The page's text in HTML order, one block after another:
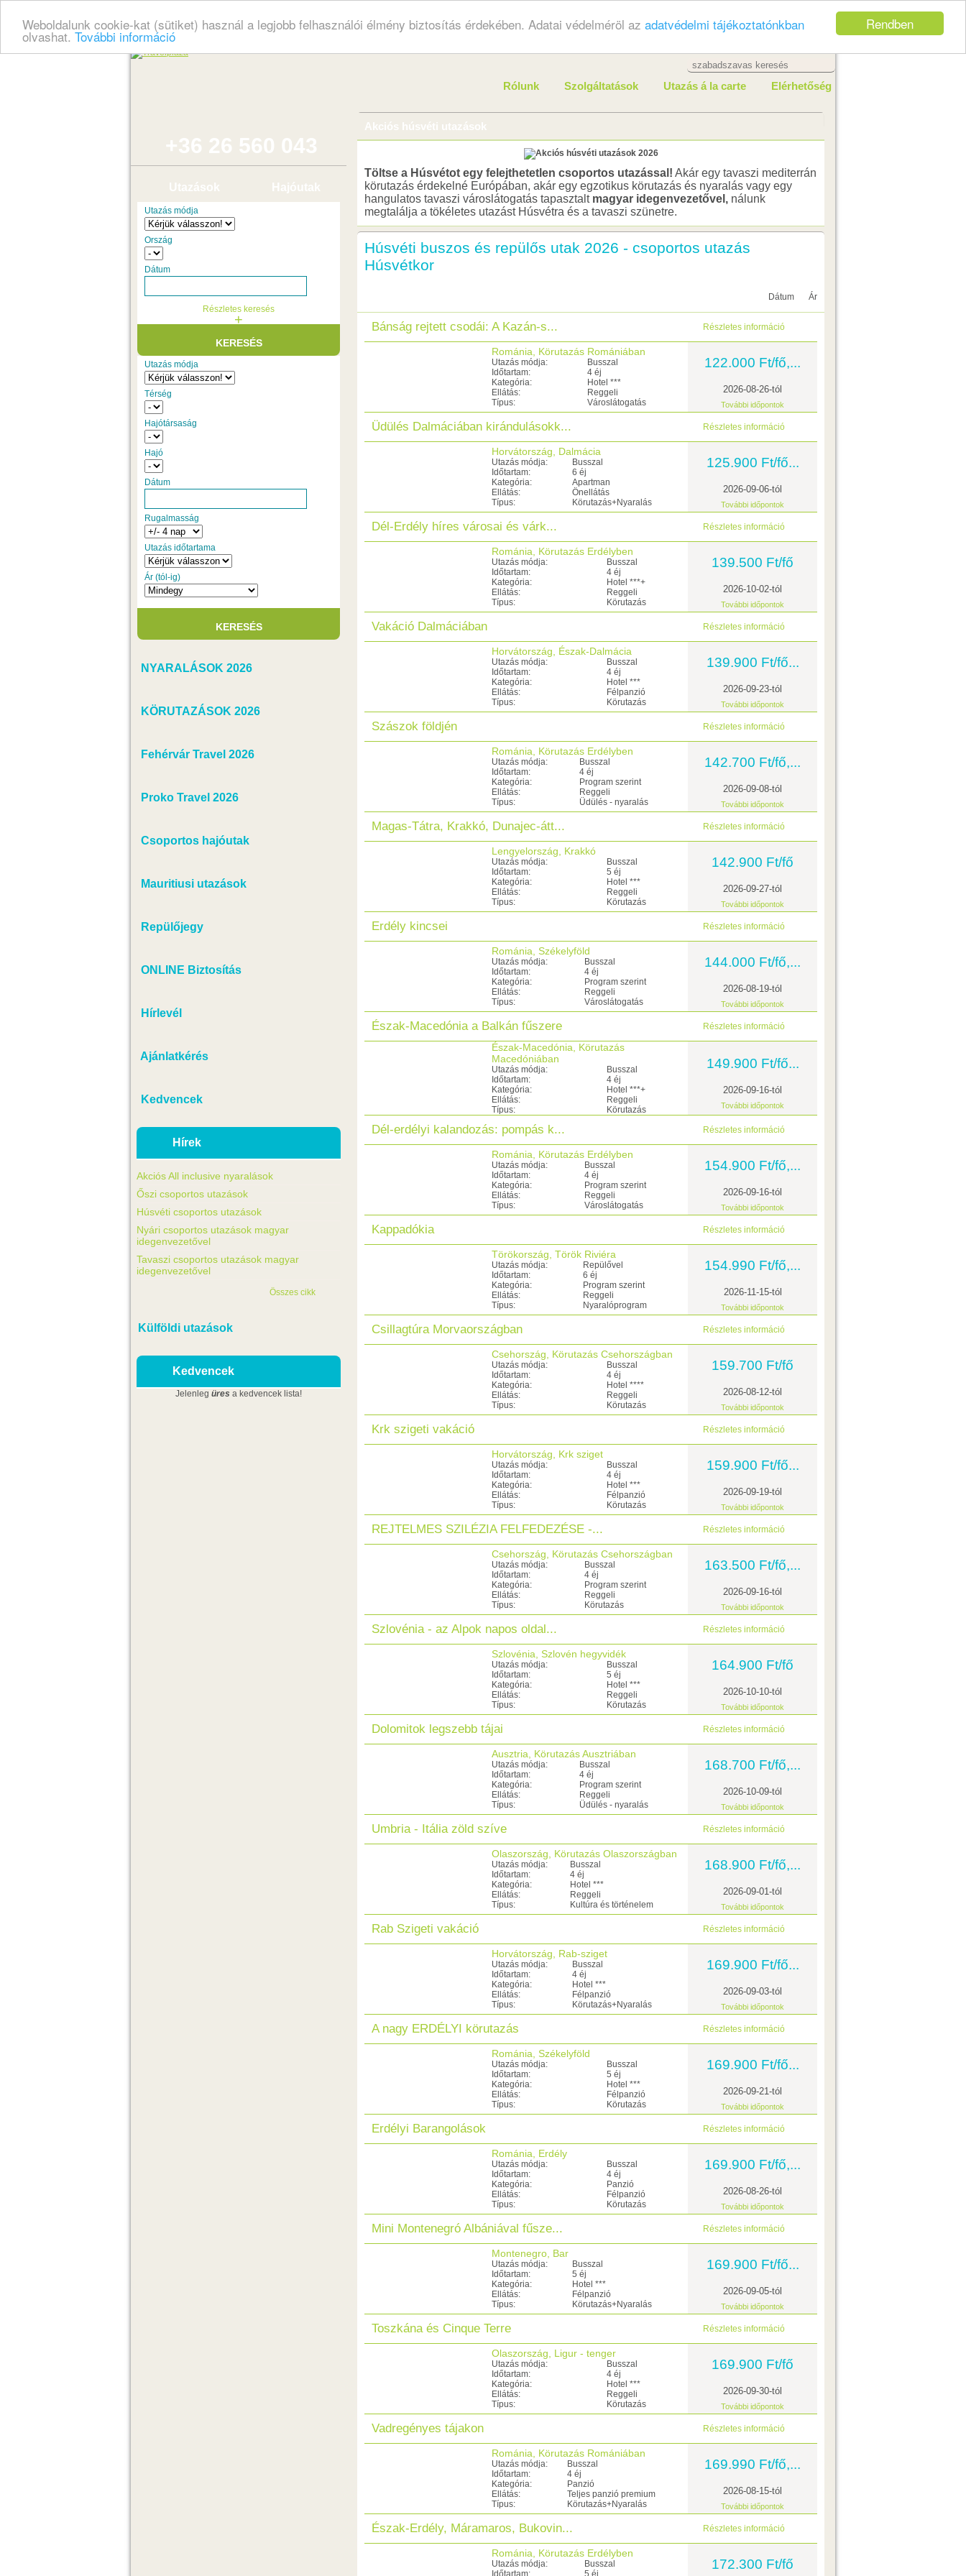
Rendben
Weboldalunk cookie-kat (sütiket) használ a legjobb felhasználói élmény biztosítás érdekében. Adatai védelméröl az adatvédelmi tájékoztatónkban
olvashat. További információ
Rólunk Szolgáltatások Utazás á la carte Elérhetőség
+36 26 560 043
Utazások Hajóutak
Utazás módja
Ország
Dátum
Részletes keresés
+
Utazás módja
Térség
Hajótársaság
Hajó
Dátum
Rugalmasság
Utazás időtartama
Ár (tól-ig)
NYARALÁSOK 2026
KÖRUTAZÁSOK 2026
Fehérvár Travel 2026
Proko Travel 2026
Csoportos hajóutak
Mauritiusi utazások
Repülőjegy
ONLINE Biztosítás
Hírlevél
Ajánlatkérés
Kedvencek
Hírek
Akciós All inclusive nyaralások
Őszi csoportos utazások
Húsvéti csoportos utazások
Nyári csoportos utazások magyar
idegenvezetővel
Tavaszi csoportos utazások magyar
idegenvezetővel
Összes cikk
Külföldi utazások
Kedvencek
Jelenleg üres a kedvencek lista!
Akciós húsvéti utazások
Töltse a Húsvétot egy felejthetetlen csoportos utazással! Akár egy tavaszi mediterrán
körutazás érdekelné Európában, akár egy egzotikus körutazás és nyaralás vagy egy
hangulatos tavaszi városlátogatás tapasztalt magyar idegenvezetővel, nálunk
megtalálja a tökéletes utazást Húsvétra és a tavaszi szünetre.
Húsvéti buszos és repülős utak 2026 - csoportos utazás
Húsvétkor
Ár
Dátum
Bánság rejtett csodái: A Kazán-s... Részletes információ
Románia, Körutazás Romániában
Utazás módja:
Busszal
Időtartam:
4 éj
Kategória:
Hotel ***
Ellátás:
Reggeli
Típus:
Városlátogatás
122.000 Ft/fő,...
2026-08-26-tól
További időpontok
Üdülés Dalmáciában kirándulásokk... Részletes információ
Horvátország, Dalmácia
Utazás módja:
Busszal
Időtartam:
6 éj
Kategória:
Apartman
Ellátás:
Önellátás
Típus:
Körutazás+Nyaralás
125.900 Ft/fő...
2026-09-06-tól
További időpontok
Dél-Erdély híres városai és várk... Részletes információ
Románia, Körutazás Erdélyben
Utazás módja:
Busszal
Időtartam:
4 éj
Kategória:
Hotel ***+
Ellátás:
Reggeli
Típus:
Körutazás
139.500 Ft/fő
2026-10-02-tól
További időpontok
Vakáció Dalmáciában Részletes információ
Horvátország, Észak-Dalmácia
Utazás módja:
Busszal
Időtartam:
4 éj
Kategória:
Hotel ***
Ellátás:
Félpanzió
Típus:
Körutazás
139.900 Ft/fő...
2026-09-23-tól
További időpontok
Szászok földjén Részletes információ
Románia, Körutazás Erdélyben
Utazás módja:
Busszal
Időtartam:
4 éj
Kategória:
Program szerint
Ellátás:
Reggeli
Típus:
Üdülés - nyaralás
142.700 Ft/fő,...
2026-09-08-tól
További időpontok
Magas-Tátra, Krakkó, Dunajec-átt... Részletes információ
Lengyelország, Krakkó
Utazás módja:
Busszal
Időtartam:
5 éj
Kategória:
Hotel ***
Ellátás:
Reggeli
Típus:
Körutazás
142.900 Ft/fő
2026-09-27-tól
További időpontok
Erdély kincsei Részletes információ
Románia, Székelyföld
Utazás módja:
Busszal
Időtartam:
4 éj
Kategória:
Program szerint
Ellátás:
Reggeli
Típus:
Városlátogatás
144.000 Ft/fő,...
2026-08-19-tól
További időpontok
Észak-Macedónia a Balkán fűszere Részletes információ
Észak-Macedónia, Körutazás
Macedóniában
Utazás módja:
Busszal
Időtartam:
4 éj
Kategória:
Hotel ***+
Ellátás:
Reggeli
Típus:
Körutazás
149.900 Ft/fő...
2026-09-16-tól
További időpontok
Dél-erdélyi kalandozás: pompás k... Részletes információ
Románia, Körutazás Erdélyben
Utazás módja:
Busszal
Időtartam:
4 éj
Kategória:
Program szerint
Ellátás:
Reggeli
Típus:
Városlátogatás
154.900 Ft/fő,...
2026-09-16-tól
További időpontok
Kappadókia Részletes információ
Törökország, Török Riviéra
Utazás módja:
Repülővel
Időtartam:
6 éj
Kategória:
Program szerint
Ellátás:
Reggeli
Típus:
Nyaralóprogram
154.990 Ft/fő,...
2026-11-15-tól
További időpontok
Csillagtúra Morvaországban Részletes információ
Csehország, Körutazás Csehországban
Utazás módja:
Busszal
Időtartam:
4 éj
Kategória:
Hotel ****
Ellátás:
Reggeli
Típus:
Körutazás
159.700 Ft/fő
2026-08-12-tól
További időpontok
Krk szigeti vakáció Részletes információ
Horvátország, Krk sziget
Utazás módja:
Busszal
Időtartam:
4 éj
Kategória:
Hotel ***
Ellátás:
Félpanzió
Típus:
Körutazás
159.900 Ft/fő...
2026-09-19-tól
További időpontok
REJTELMES SZILÉZIA FELFEDEZÉSE -... Részletes információ
Csehország, Körutazás Csehországban
Utazás módja:
Busszal
Időtartam:
4 éj
Kategória:
Program szerint
Ellátás:
Reggeli
Típus:
Körutazás
163.500 Ft/fő,...
2026-09-16-tól
További időpontok
Szlovénia - az Alpok napos oldal... Részletes információ
Szlovénia, Szlovén hegyvidék
Utazás módja:
Busszal
Időtartam:
5 éj
Kategória:
Hotel ***
Ellátás:
Reggeli
Típus:
Körutazás
164.900 Ft/fő
2026-10-10-tól
További időpontok
Dolomitok legszebb tájai Részletes információ
Ausztria, Körutazás Ausztriában
Utazás módja:
Busszal
Időtartam:
4 éj
Kategória:
Program szerint
Ellátás:
Reggeli
Típus:
Üdülés - nyaralás
168.700 Ft/fő,...
2026-10-09-tól
További időpontok
Umbria - Itália zöld szíve Részletes információ
Olaszország, Körutazás Olaszországban
Utazás módja:
Busszal
Időtartam:
4 éj
Kategória:
Hotel ***
Ellátás:
Reggeli
Típus:
Kultúra és történelem
168.900 Ft/fő,...
2026-09-01-tól
További időpontok
Rab Szigeti vakáció Részletes információ
Horvátország, Rab-sziget
Utazás módja:
Busszal
Időtartam:
4 éj
Kategória:
Hotel ***
Ellátás:
Félpanzió
Típus:
Körutazás+Nyaralás
169.900 Ft/fő...
2026-09-03-tól
További időpontok
A nagy ERDÉLYI körutazás Részletes információ
Románia, Székelyföld
Utazás módja:
Busszal
Időtartam:
5 éj
Kategória:
Hotel ***
Ellátás:
Félpanzió
Típus:
Körutazás
169.900 Ft/fő...
2026-09-21-tól
További időpontok
Erdélyi Barangolások Részletes információ
Románia, Erdély
Utazás módja:
Busszal
Időtartam:
4 éj
Kategória:
Panzió
Ellátás:
Félpanzió
Típus:
Körutazás
169.900 Ft/fő,...
2026-08-26-tól
További időpontok
Mini Montenegró Albániával fűsze... Részletes információ
Montenegro, Bar
Utazás módja:
Busszal
Időtartam:
5 éj
Kategória:
Hotel ***
Ellátás:
Félpanzió
Típus:
Körutazás+Nyaralás
169.900 Ft/fő...
2026-09-05-tól
További időpontok
Toszkána és Cinque Terre Részletes információ
Olaszország, Ligur - tenger
Utazás módja:
Busszal
Időtartam:
4 éj
Kategória:
Hotel ***
Ellátás:
Reggeli
Típus:
Körutazás
169.900 Ft/fő
2026-09-30-tól
További időpontok
Vadregényes tájakon Részletes információ
Románia, Körutazás Romániában
Utazás módja:
Busszal
Időtartam:
4 éj
Kategória:
Panzió
Ellátás:
Teljes panzió premium
Típus:
Körutazás+Nyaralás
169.990 Ft/fő,...
2026-08-15-tól
További időpontok
Észak-Erdély, Máramaros, Bukovin... Részletes információ
Románia, Körutazás Erdélyben
Utazás módja:
Busszal
Időtartam:
5 éj
172.300 Ft/fő